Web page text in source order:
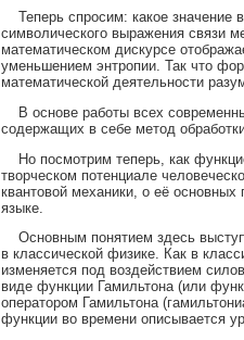
Теперь спросим: какое значение
символического выражения связи
математическом дискурсе
уменьшением энтропии. Так что
математической деятельности
В основе работы всех
содержащих в себе метод
Но посмотрим теперь, как
творческом потенциале
квантовой механики, о её основных
языке.
Основным понятием здесь
в классической физике. Как в
изменяется под воздействием
виде функции Гамильтона (или
оператором Гамильтона
функции во времени описывается